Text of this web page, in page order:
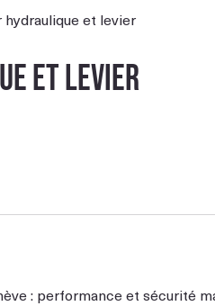
et levier
et levier
: performance et sécurité